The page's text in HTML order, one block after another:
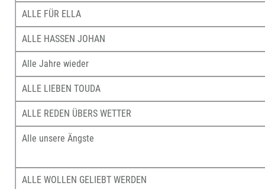
ALLE FÜR ELLA
ALLE HASSEN JOHAN
Alle Jahre wieder
ALLE LIEBEN TOUDA
ALLE REDEN ÜBERS WETTER
Alle unsere Ängste
ALLE WOLLEN GELIEBT WERDEN